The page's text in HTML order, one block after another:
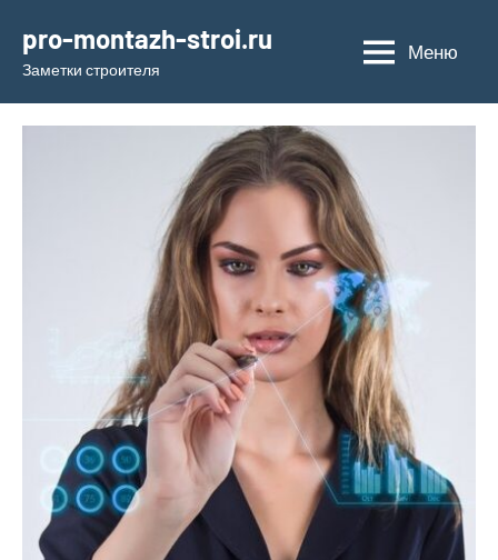
содержимому
pro-montazh-stroi.ru
Заметки строителя
Меню